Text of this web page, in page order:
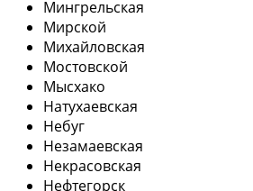
Мингрельская
Мирской
Михайловская
Мостовской
Мысхако
Натухаевская
Небуг
Незамаевская
Некрасовская
Нефтегорск